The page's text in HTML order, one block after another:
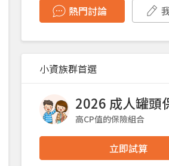
熱門討論
小資族群首選
2026 成人罐頭
高CP值的保險組合
立即試算